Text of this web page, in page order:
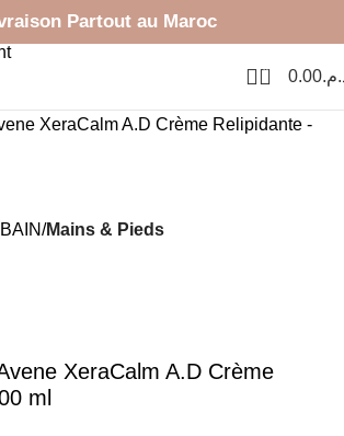
Partout au Maroc
0 0.00
Mains & Pieds
XeraCalm A.D Crème
ml